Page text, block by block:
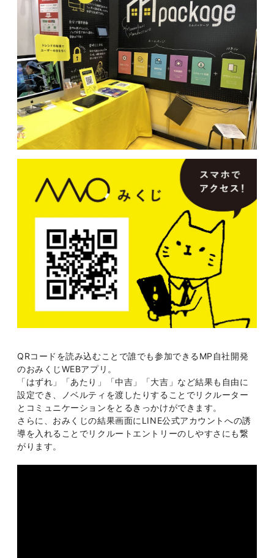
QRコードを読み込むことで誰でも参加できるMP自社開発
のおみくじWEBアプリ。
「はずれ」「あたり」「中吉」「大吉」など結果も自由に
設定でき、ノベルティを渡したりすることでリクルーター
とコミュニケーションをとるきっかけができます。
さらに、おみくじの結果画面にLINE公式アカウントへの誘
導を入れることでリクルートエントリーのしやすさにも繋
がります。